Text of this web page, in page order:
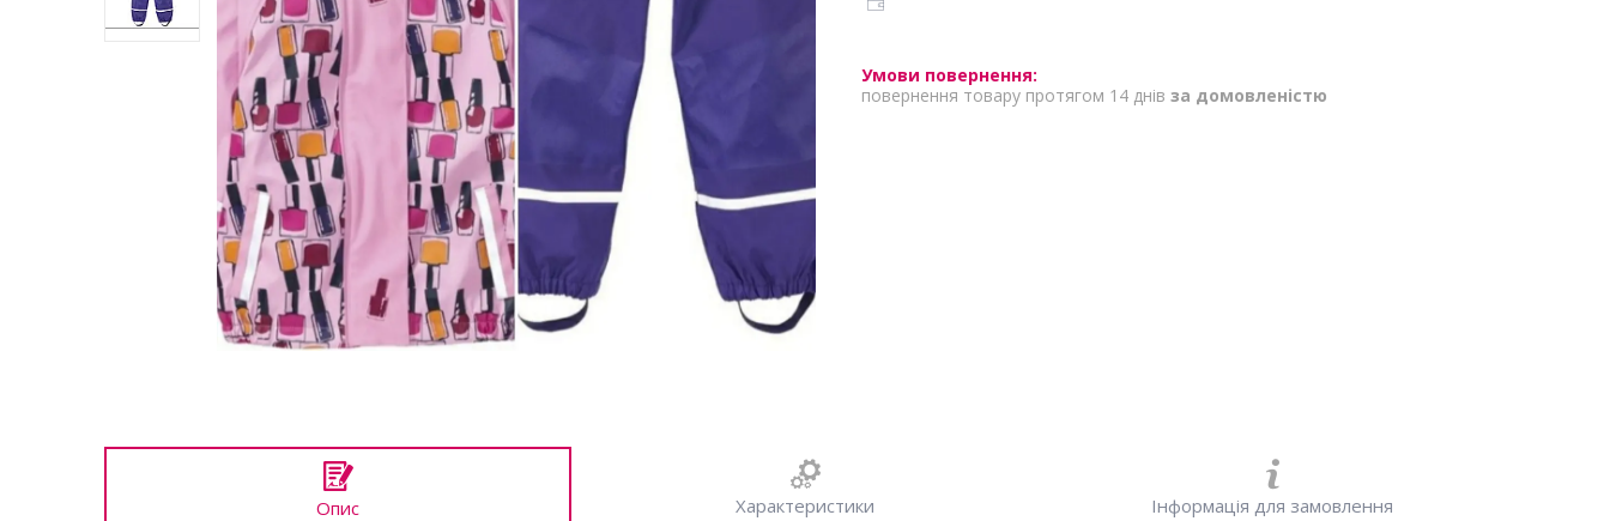
повернення товару протягом 14 днів за домовленістю
Опис Характеристики Інформація для замовлення